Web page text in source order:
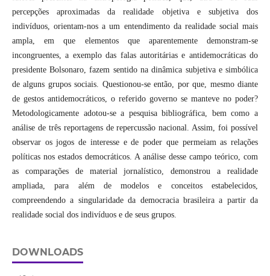
percepções aproximadas da realidade objetiva e subjetiva dos
indivíduos, orientam-nos a um entendimento da realidade social mais
ampla, em que elementos que aparentemente demonstram-se
incongruentes, a exemplo das falas autoritárias e antidemocráticas do
presidente Bolsonaro, fazem sentido na dinâmica subjetiva e simbólica
de alguns grupos sociais. Questionou-se então, por que, mesmo diante
de gestos antidemocráticos, o referido governo se manteve no poder?
Metodologicamente adotou-se a pesquisa bibliográfica, bem como a
análise de três reportagens de repercussão nacional. Assim, foi possível
observar os jogos de interesse e de poder que permeiam as relações
políticas nos estados democráticos. A análise desse campo teórico, com
as comparações de material jornalístico, demonstrou a realidade
ampliada, para além de modelos e conceitos estabelecidos,
compreendendo a singularidade da democracia brasileira a partir da
realidade social dos indivíduos e de seus grupos.
DOWNLOADS